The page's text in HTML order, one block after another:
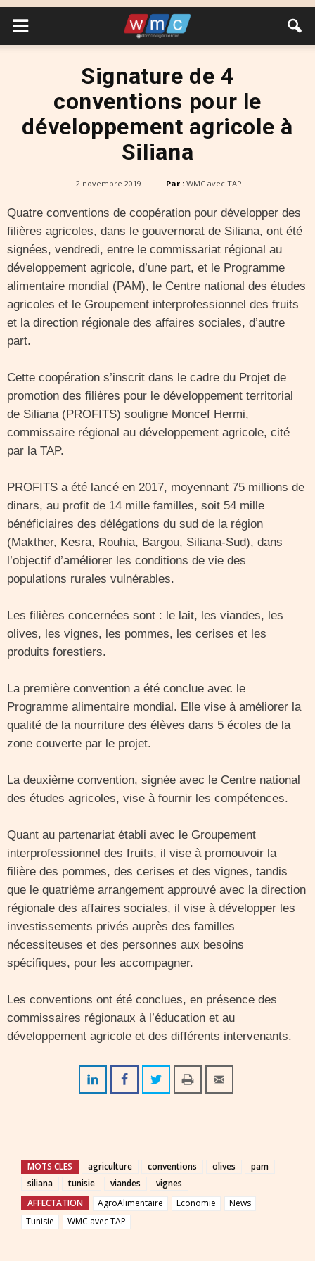
Signature de 4
conventions pour le
développement agricole à
Siliana
2 novembre 2019 Par : WMC avec TAP
Quatre conventions de coopération pour développer des
filières agricoles, dans le gouvernorat de Siliana, ont été
signées, vendredi, entre le commissariat régional au
développement agricole, d’une part, et le Programme
alimentaire mondial (PAM), le Centre national des études
agricoles et le Groupement interprofessionnel des fruits
et la direction régionale des affaires sociales, d’autre
part.
Cette coopération s’inscrit dans le cadre du Projet de
promotion des filières pour le développement territorial
de Siliana (PROFITS) souligne Moncef Hermi,
commissaire régional au développement agricole, cité
par la TAP.
PROFITS a été lancé en 2017, moyennant 75 millions de
dinars, au profit de 14 mille familles, soit 54 mille
bénéficiaires des délégations du sud de la région
(Makther, Kesra, Rouhia, Bargou, Siliana-Sud), dans
l’objectif d’améliorer les conditions de vie des
populations rurales vulnérables.
Les filières concernées sont : le lait, les viandes, les
olives, les vignes, les pommes, les cerises et les
produits forestiers.
La première convention a été conclue avec le
Programme alimentaire mondial. Elle vise à améliorer la
qualité de la nourriture des élèves dans 5 écoles de la
zone couverte par le projet.
La deuxième convention, signée avec le Centre national
des études agricoles, vise à fournir les compétences.
Quant au partenariat établi avec le Groupement
interprofessionnel des fruits, il vise à promouvoir la
filière des pommes, des cerises et des vignes, tandis
que le quatrième arrangement approuvé avec la direction
régionale des affaires sociales, il vise à développer les
investissements privés auprès des familles
nécessiteuses et des personnes aux besoins
spécifiques, pour les accompagner.
Les conventions ont été conclues, en présence des
commissaires régionaux à l’éducation et au
développement agricole et des différents intervenants.
MOTS CLES agriculture conventions olives
pam
siliana
tunisie viandes
vignes
AFFECTATION
AgroAlimentaire Economie
News
Tunisie
WMC avec TAP